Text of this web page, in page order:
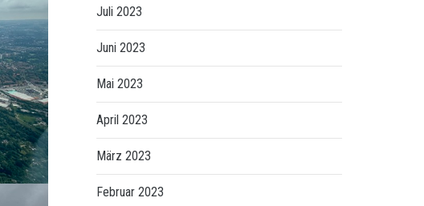
Juli 2023
Juni 2023
Mai 2023
April 2023
März 2023
Februar 2023